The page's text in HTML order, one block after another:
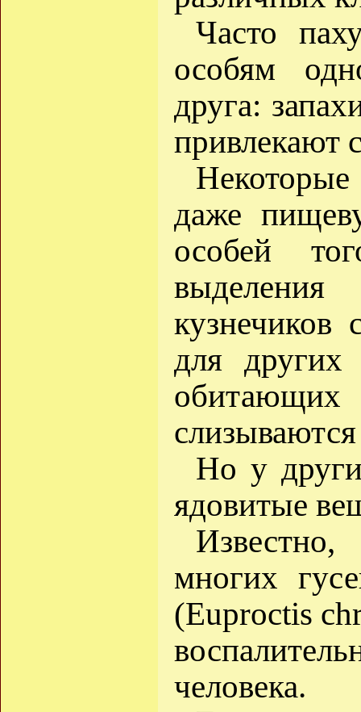
Часто
особям
друга:
привлекают
даже
особей
кузнечиков
для других
обитающих
Но у
ядовитые
многих
(Euproctis
человека.